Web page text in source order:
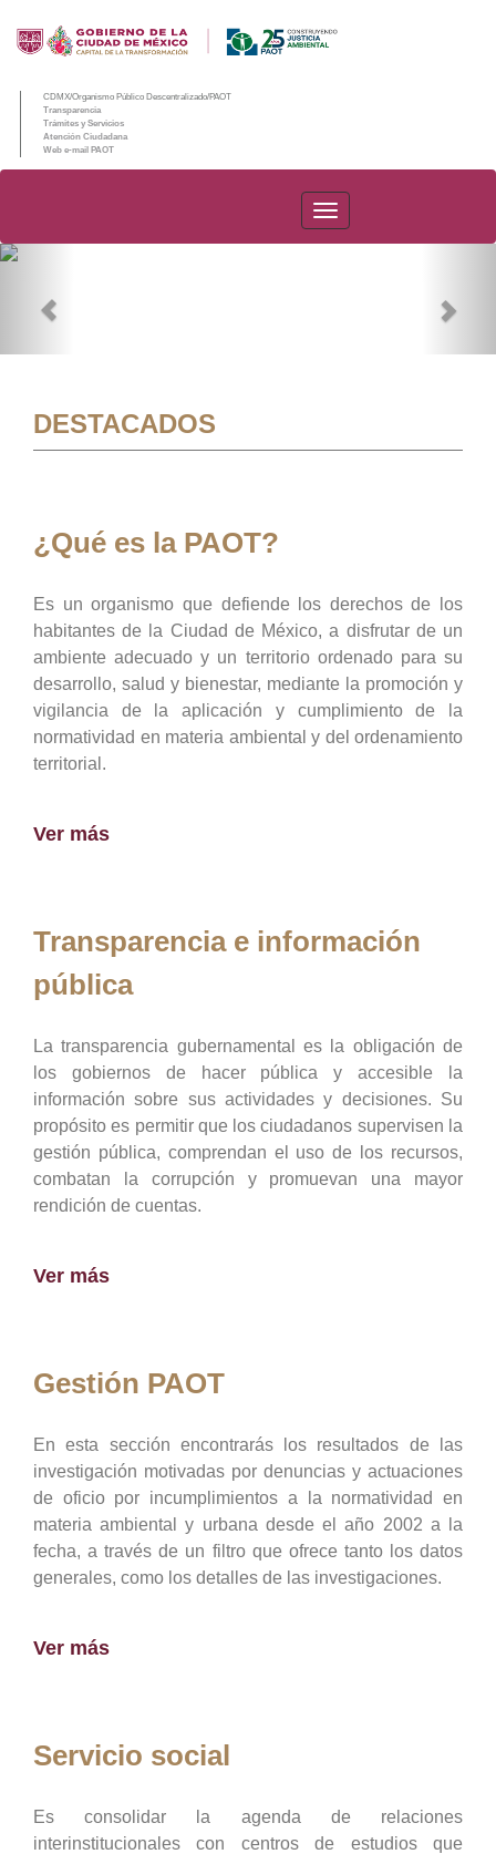
CDMX/Organismo Público Descentralizado/PAOT
Transparencia
Trámites y Servicios
Atención Ciudadana
Web e-mail PAOT
PAOT
DESTACADOS
¿Qué es la PAOT?
Es un organismo que defiende los derechos de los
habitantes de la Ciudad de México, a disfrutar de un
ambiente adecuado y un territorio ordenado para su
desarrollo, salud y bienestar, mediante la promoción y
vigilancia de la aplicación y cumplimiento de la
normatividad en materia ambiental y del ordenamiento
territorial.
Ver más
Transparencia e información
pública
La transparencia gubernamental es la obligación de
los gobiernos de hacer pública y accesible la
información sobre sus actividades y decisiones. Su
propósito es permitir que los ciudadanos supervisen la
gestión pública, comprendan el uso de los recursos,
combatan la corrupción y promuevan una mayor
rendición de cuentas.
Ver más
Gestión PAOT
En esta sección encontrarás los resultados de las
investigación motivadas por denuncias y actuaciones
de oficio por incumplimientos a la normatividad en
materia ambiental y urbana desde el año 2002 a la
fecha, a través de un filtro que ofrece tanto los datos
generales, como los detalles de las investigaciones.
Ver más
Servicio social
Es consolidar la agenda de relaciones
interinstitucionales con centros de estudios que